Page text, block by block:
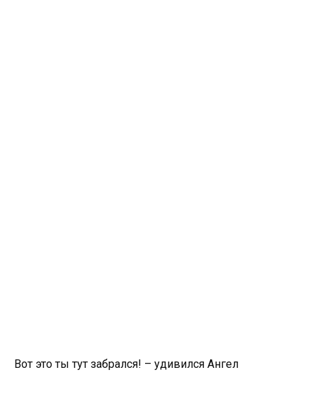
Вот это ты тут забрался! – удивился Ангел